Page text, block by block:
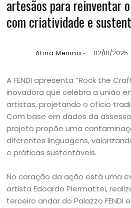
artesãos para reinventar
com criatividade e
Afina Menina 02/10/2025
A FENDI apresenta “Rock the
inovadora que celebra a união
artistas, projetando o ofício
Com base em dados da
projeto propõe uma
diferentes linguagens,
e práticas sustentáveis.
No coração da ação está uma
artista Edoardo Piermattei,
terceiro andar do Palazzo FENDI